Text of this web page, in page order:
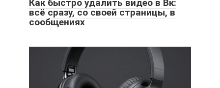
Как быстро удалить видео в Вк:
всё сразу, со своей страницы, в
сообщениях